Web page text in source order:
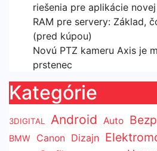
riešenia pre aplikácie
RAM pre servery: Základ,
(pred kúpou)
Novú PTZ kameru Axis je
prstenec
Kategórie
3DIGITAL Android Auto
BMW Canon Dizajn